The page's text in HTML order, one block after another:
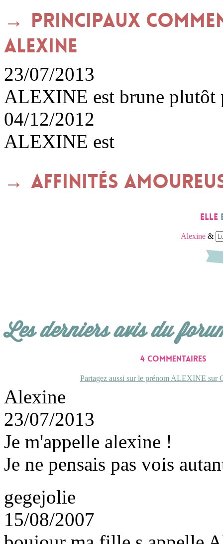
Principaux
ALEXINE
23/07/2013
ALEXINE est brune plutôt
04/12/2012
ALEXINE est
Affinités
Elle
Alexine&
Les derniers avis du
4 commentaires
Partagez aussi sur le prénom ALEXINE sur
Alexine
23/07/2013
Je m'appelle alexine !
Je ne pensais pas vois
gegejolie
15/08/2007